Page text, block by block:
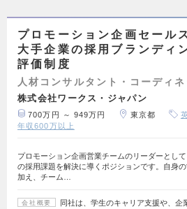
プロモーション企画セール
大手企業の採用ブランディ
評価制度
人材コンサルタント・コーディ
株式会社ワークス・ジャパン
700万円 ～ 949万円 東京都
年収600万以上
プロモーション企画営業チームのリーダーとし
の採用課題を解決に導くポジションです。自身
加え、チーム…
会社概要
同社は、学生のキャリア支援や、企